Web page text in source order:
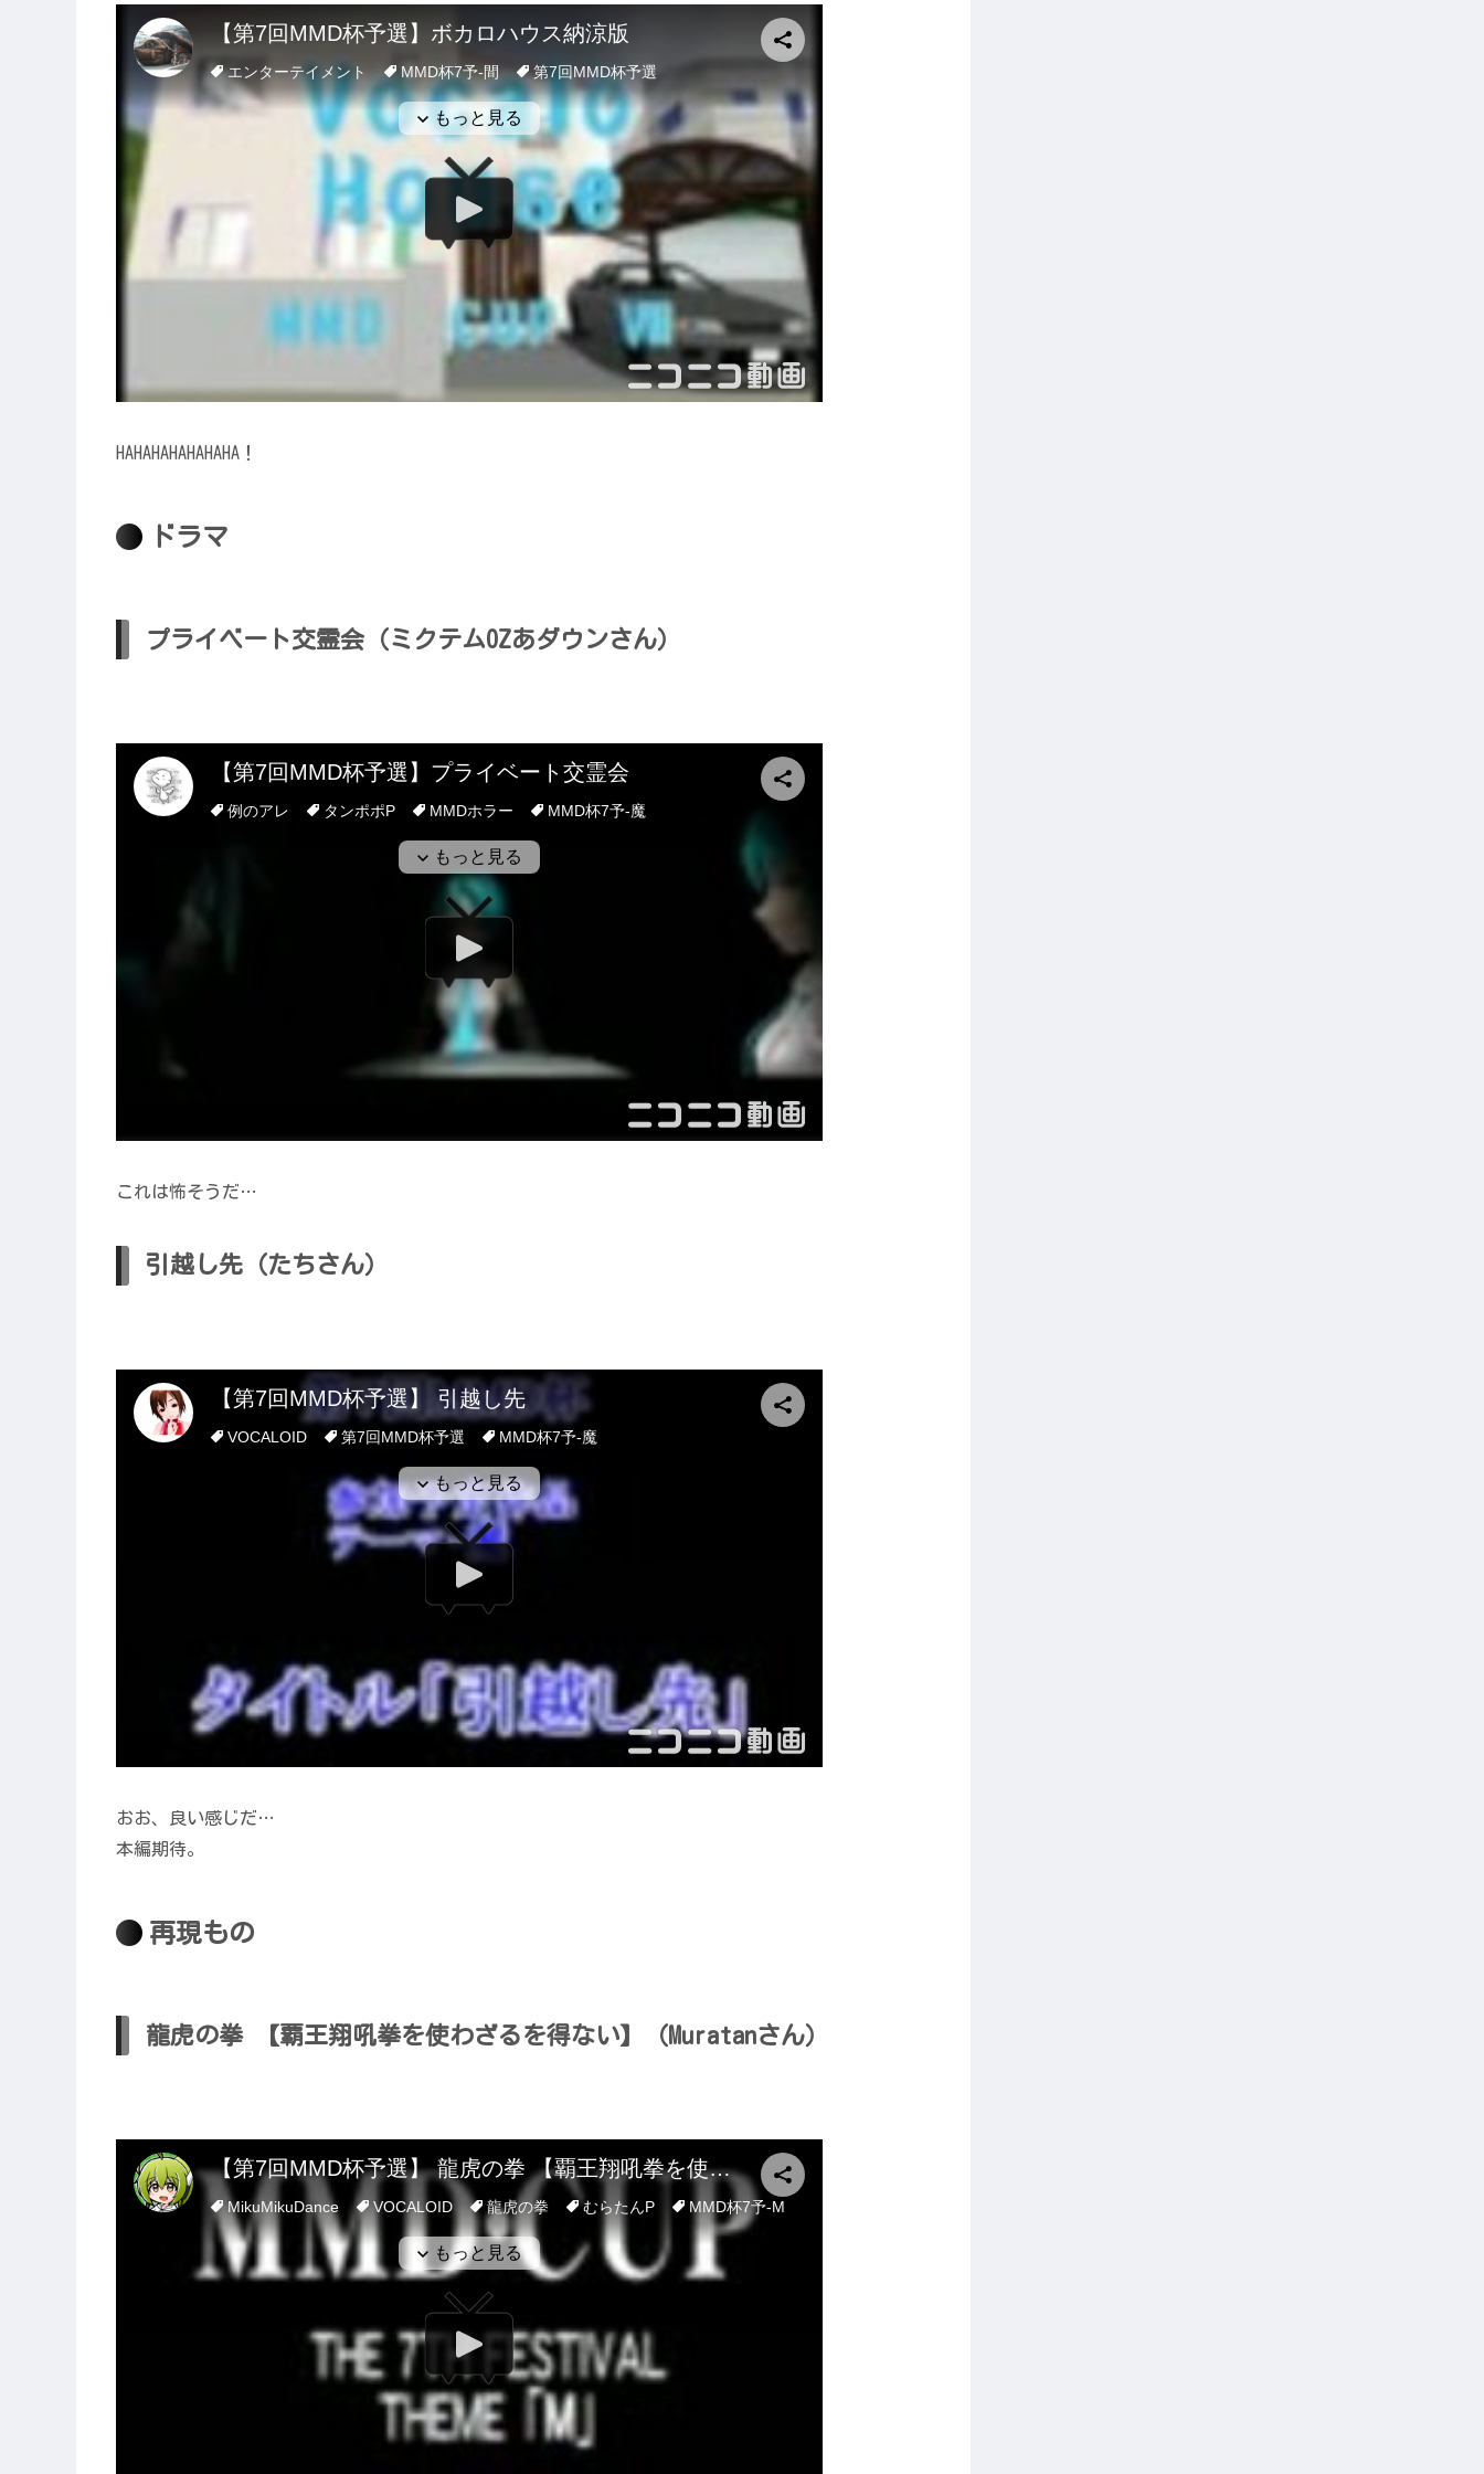
HAHAHAHAHAHAHA！
ドラマ
プライベート交霊会（ミクテムOZあダウンさん）
これは怖そうだ…
引越し先（たちさん）
おお、良い感じだ…
本編期待。
再現もの
龍虎の拳 【覇王翔吼拳を使わざるを得ない】（Muratanさん）